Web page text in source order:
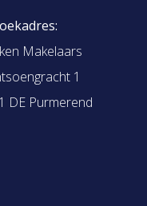
Makelaars
1
DE Purmerend